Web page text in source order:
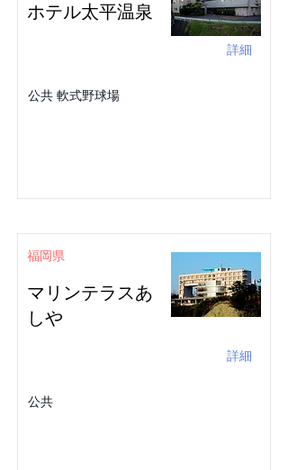
ホテル太平温泉
詳細
公共 軟式野球場
福岡県
マリンテラスあ
しや
詳細
公共